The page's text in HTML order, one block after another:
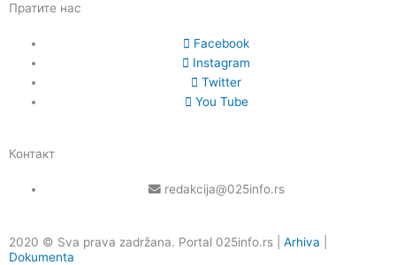
Пратите нас
Facebook
Instagram
Twitter
You Tube
Контакт
redakcija@025info.rs
2020 © Sva prava zadržana. Portal 025info.rs | Arhiva
Dokumenta